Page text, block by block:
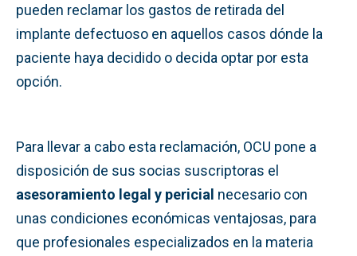
pueden reclamar los gastos de retirada del
implante defectuoso en aquellos casos dónde la
paciente haya decidido o decida optar por esta
opción.
Para llevar a cabo esta reclamación, OCU pone a
disposición de sus socias suscriptoras el
asesoramiento legal y pericial necesario con
unas condiciones económicas ventajosas, para
que profesionales especializados en la materia